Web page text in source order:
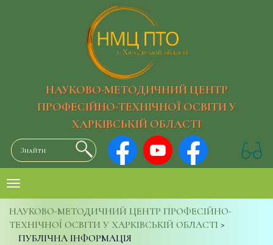
НАУКОВО-МЕТОДИЧНИЙ ЦЕНТР
ПРОФЕСІЙНО-ТЕХНІЧНОЇ ОСВІТИ У
ХАРКІВСЬКІЙ ОБЛАСТІ
НАУКОВО-МЕТОДИЧНИЙ ЦЕНТР ПРОФЕСІЙНО-
ТЕХНІЧНОЇ ОСВІТИ У ХАРКІВСЬКІЙ ОБЛАСТІ >
ПУБЛІЧНА ІНФОРМАЦІЯ